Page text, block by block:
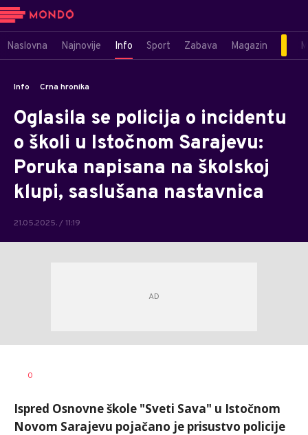
Naslovna Najnovije Info Sport Zabava Magazin
Info Crna hronika
Oglasila se policija o incidentu
o školi u Istočnom Sarajevu:
Poruka napisana na školskoj
klupi, saslušana nastavnica
21.05.2025. / 11:19
AUTOR
0
Ispred Osnovne škole "Sveti Sava" u Istočnom
Novom Sarajevu pojačano je prisustvo policije